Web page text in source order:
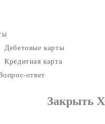
Дебетовые карты
Кредитная карта
ответ
Закрыть X